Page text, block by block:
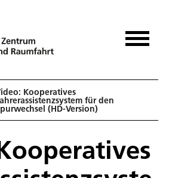
Kooperatives
für den
(HD-Version)